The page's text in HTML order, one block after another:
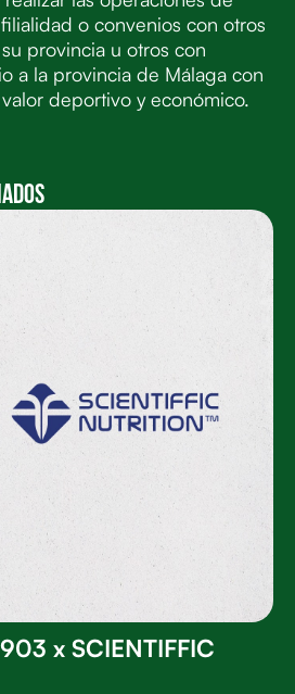
o convenios con otros
provincia u otros con
a la provincia de Málaga con
deportivo y económico.
x SCIENTIFFIC